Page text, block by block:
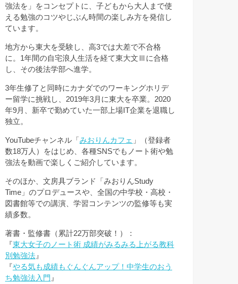
強法を」をコンセプトに、子どもから大人まで使
える勉強のコツやじぶん時間の楽しみ方を発信し
ています。
地方から東大を受験し、高3では大差で不合格
に。1年間の自宅浪人生活を経て東大文Ⅲに合格
し、その後法学部へ進学。
3年生修了と同時にカナダでのワーキングホリデ
ー留学に挑戦し、2019年3月に東大を卒業。2020
年9月、新卒で勤めていた一部上場IT企業を退職し
独立。
YouTubeチャンネル「 みおりんカフェ 」（登録者
数18万人）をはじめ、各種SNSでもノート術や勉
強法を動画で楽しくご紹介しています。
そのほか、文房具ブランド「みおりんStudy
Time」のプロデュースや、全国の中学校・高校・
図書館等での講演、学習コンテンツの監修等も実
績多数。
著書・監修書（累計22万部突破！）：
『東大女子のノート術 成績がみるみる上がる教科
別勉強法 』
『やる気も成績もぐんぐんアップ！中学生のおう
ち勉強法入門 』